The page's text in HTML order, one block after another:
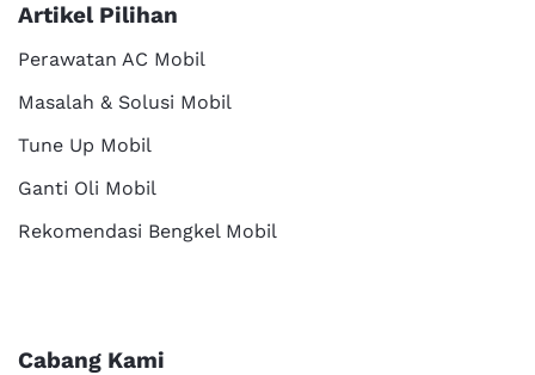
Artikel Pilihan
Perawatan AC Mobil
Masalah & Solusi Mobil
Tune Up Mobil
Ganti Oli Mobil
Rekomendasi Bengkel Mobil
Cabang Kami